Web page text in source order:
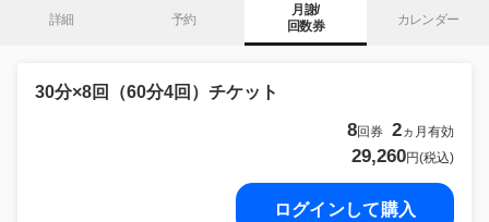
詳細 予約
月謝/
回数券
カレンダー
30分×8回（60分4回）チケット
8回券 2ヵ月有効
29,260円(税込)
ログインして購入